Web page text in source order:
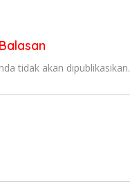
tidak akan dipublikasikan.